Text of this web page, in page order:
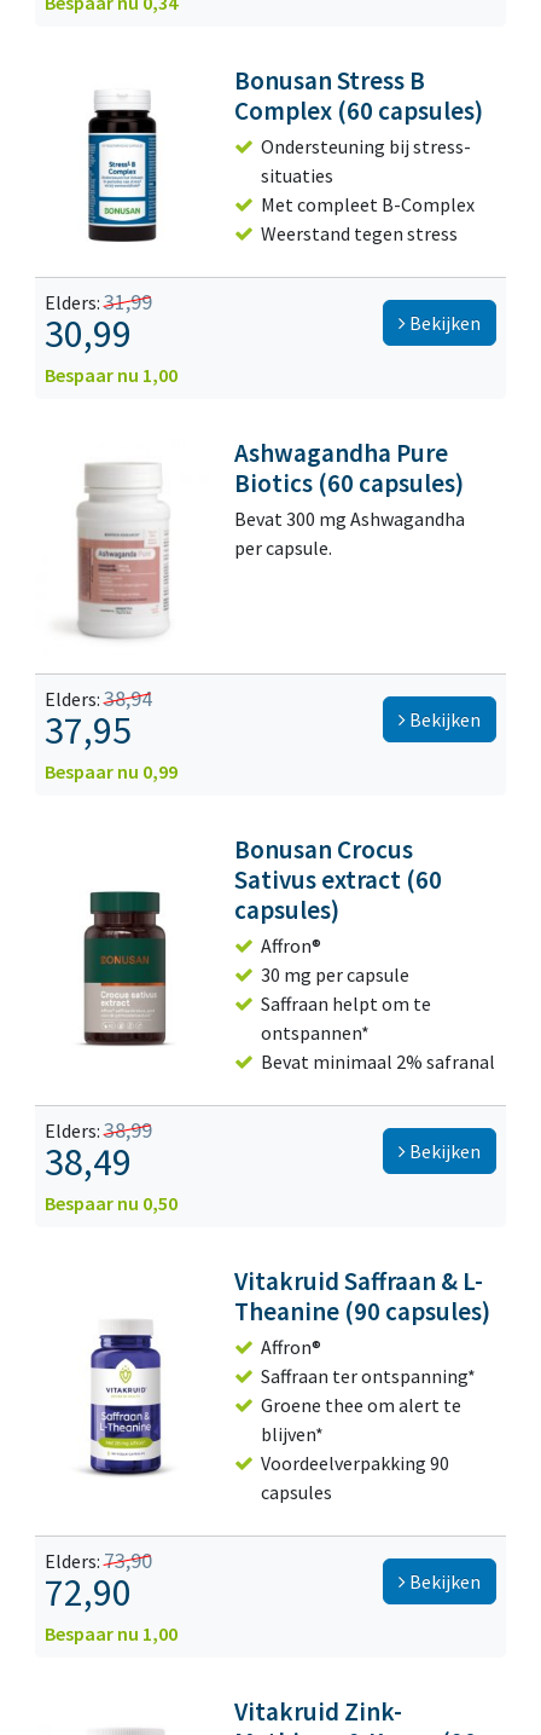
Bonusan Stress B
Complex (60 capsules)
Ondersteuning bij stress-
situaties
Met compleet B-Complex
Weerstand tegen stress
Elders:31,99
30,99
Bespaar nu 1,00
Bekijken
Ashwagandha Pure
Biotics (60 capsules)
Bevat 300 mg Ashwagandha
per capsule.
Elders:38,94
37,95
Bespaar nu 0,99
Bekijken
Bonusan Crocus
Sativus extract (60
capsules)
Affron®
30 mg per capsule
Saffraan helpt om te
ontspannen*
Bevat minimaal 2% safranal
Elders:38,99
38,49
Bespaar nu 0,50
Bekijken
Vitakruid Saffraan & L-
Theanine (90 capsules)
Affron®
Saffraan ter ontspanning*
Groene thee om alert te
blijven*
Voordeelverpakking 90
capsules
Elders:73,90
72,90
Bespaar nu 1,00
Bekijken
Vitakruid Zink-